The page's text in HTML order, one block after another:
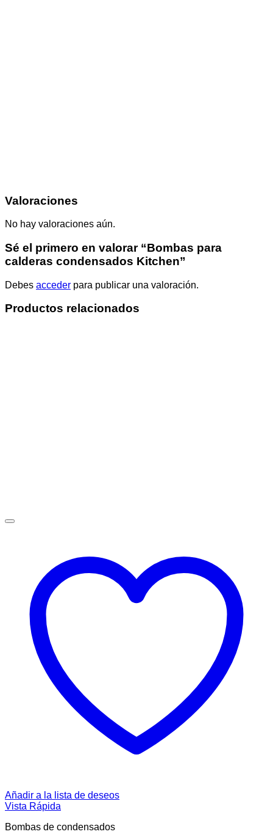
Valoraciones
No hay valoraciones aún.
Sé el primero en valorar “Bombas para
calderas condensados Kitchen”
Debes acceder para publicar una valoración.
Productos relacionados
Añadir a la lista de deseos
Vista Rápida
Bombas de condensados